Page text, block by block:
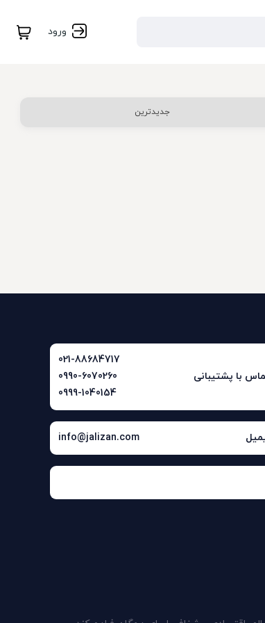
ورود
جدیدترین
با پشتیبانی
021-88684717
0990-6070260
0999-1040154
info@jalizan.com